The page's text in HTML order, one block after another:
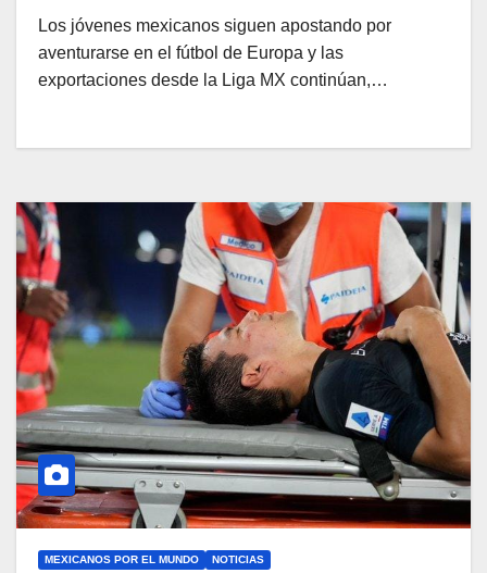
Los jóvenes mexicanos siguen apostando por
aventurarse en el fútbol de Europa y las
exportaciones desde la Liga MX continúan,…
MEXICANOS POR EL MUNDO NOTICIAS